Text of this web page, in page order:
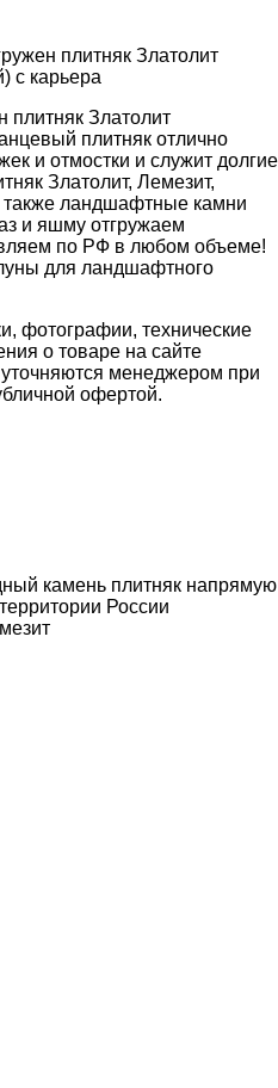
плитняк Златолит
с карьера
плитняк Златолит
плитняк отлично
и отмостки и служит долгие
Златолит, Лемезит,
ландшафтные камни
и яшму отгружаем
по РФ в любом объеме!
для ландшафтного
фотографии, технические
о товаре на сайте
менеджером при
офертой.
камень плитняк напрямую
России